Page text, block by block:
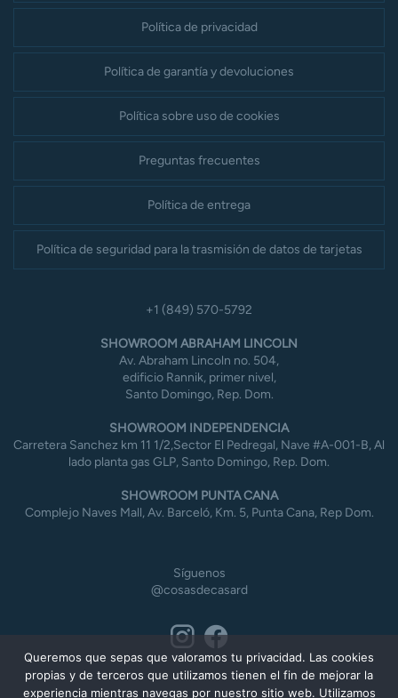
Política de privacidad
Política de garantía y devoluciones
Política sobre uso de cookies
Preguntas frecuentes
Política de entrega
Política de seguridad para la trasmisión de datos de tarjetas
+1 (849) 570-5792
SHOWROOM ABRAHAM LINCOLN
Av. Abraham Lincoln no. 504,
edificio Rannik, primer nivel,
Santo Domingo, Rep. Dom.
SHOWROOM INDEPENDENCIA
Carretera Sanchez km 11 1/2,Sector El Pedregal, Nave #A-001-B, Al
lado planta gas GLP, Santo Domingo, Rep. Dom.
SHOWROOM PUNTA CANA
Complejo Naves Mall, Av. Barceló, Km. 5, Punta Cana, Rep Dom.
Síguenos
@cosasdecasard
Queremos que sepas que valoramos tu privacidad. Las cookies
propias y de terceros que utilizamos tienen el fin de mejorar la
experiencia mientras navegas por nuestro sitio web. Utilizamos